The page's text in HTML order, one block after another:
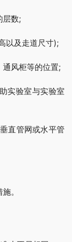
层数;
以及走道尺寸);
风柜等的位置;
实验室与实验室
直管网或水平管
。